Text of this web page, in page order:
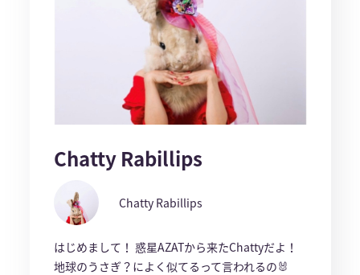
Chatty Rabillips
Chatty Rabillips
はじめまして！ 惑星AZATから来たChattyだよ！
地球のうさぎ？によく似てるって言われるの🐰